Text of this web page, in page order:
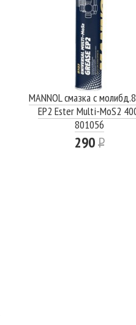
MANNOL смазка с
EP2 Ester Multi-MoS2
801056
290Р